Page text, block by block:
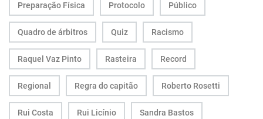
Preparação Física Protocolo Público
Quadro de árbitros Quiz Racismo
Raquel Vaz Pinto Rasteira Record
Regional Regra do capitão Roberto Rosetti
Rui Costa Rui Licínio Sandra Bastos